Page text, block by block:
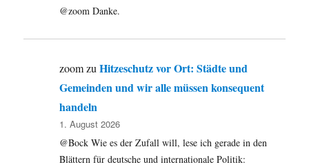
@zoom Danke.
zoomzuHitzeschutz vor Ort: Städte und
Gemeinden und wir alle müssen konsequent
handeln
1. August 2026
@Bock Wie es der Zufall will, lese ich gerade in den
Blättern für deutsche und internationale Politik: